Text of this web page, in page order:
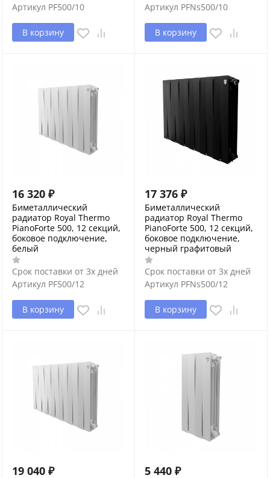
Артикул PF500/10
В корзину
Артикул PFNs500/10
В корзину
16 320 ₽
Биметаллический
радиатор Royal Thermo
PianoForte 500, 12 секций,
боковое подключение,
белый
Срок поставки от 3х дней
Артикул PF500/12
В корзину
17 376 ₽
Биметаллический
радиатор Royal Thermo
PianoForte 500, 12 секций,
боковое подключение,
черный графитовый
Срок поставки от 3х дней
Артикул PFNs500/12
В корзину
19 040 ₽ 5 440 ₽